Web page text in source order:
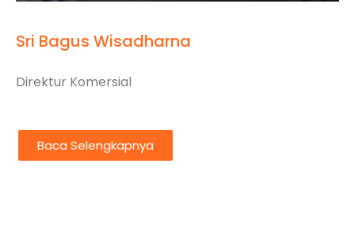
Sri Bagus Wisadharna
Direktur Komersial
Baca Selengkapnya